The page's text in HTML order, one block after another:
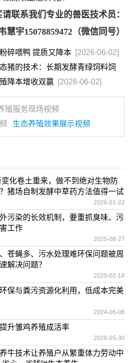
联系我们专业的兽医技术员：
慧宇15078859472（微信同号）
碎喂鸭 提质又降本 [2026-06-02]
猪的技术：长期发酵青绿饲料饲
降本增收双赢
[2026-06-02]
殖服务现场视频
生态养殖效果展示视频
化卷土重来，做不到绝对生物防
猪场自制发酵中草药方法值得一试
2026-01-22
污染的长效机制，要重抓臭味、污
工作
2025-08-27
苍蝇多、污水处理难环保问题被周
解决问题？
2025-02-18
保与粪污资源化利用，低成本完美
2024-06-08
升雏鸡养殖成活率
2026-05-30
牛技术让养殖户从繁重体力劳动中